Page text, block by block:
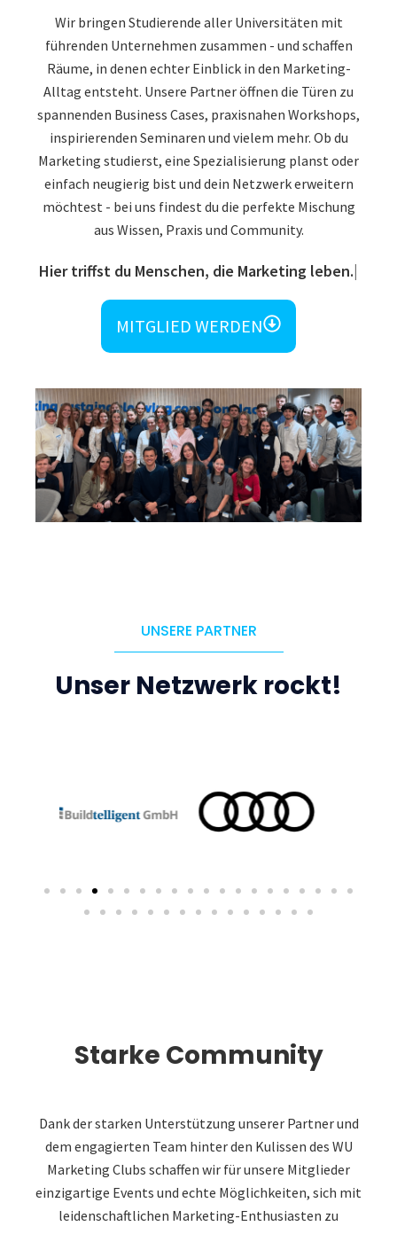
Wir bringen Studierende aller Universitäten mit
führenden Unternehmen zusammen - und schaffen
Räume, in denen echter Einblick in den Marketing-
Alltag entsteht. Unsere Partner öffnen die Türen zu
spannenden Business Cases, praxisnahen Workshops,
inspirierenden Seminaren und vielem mehr. Ob du
Marketing studierst, eine Spezialisierung planst oder
einfach neugierig bist und dein Netzwerk erweitern
möchtest - bei uns findest du die perfekte Mischung
aus Wissen, Praxis und Community.
Und vie
MITGLIED WERDEN
UNSERE PARTNER
Unser Netzwerk rockt!
Starke Community
Dank der starken Unterstützung unserer Partner und
dem engagierten Team hinter den Kulissen des WU
Marketing Clubs schaffen wir für unsere Mitglieder
einzigartige Events und echte Möglichkeiten, sich mit
leidenschaftlichen Marketing-Enthusiasten zu